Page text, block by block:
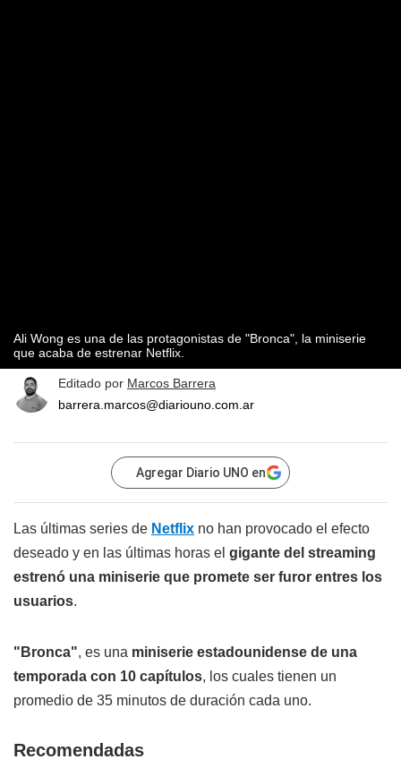
Ali Wong es una de las protagonistas de "Bronca", la miniserie
que acaba de estrenar Netflix.
Editado por Marcos Barrera
barrera.marcos@diariouno.com.ar
Agregar Diario UNO en
Las últimas series de Netflix no han provocado el efecto
deseado y en las últimas horas el gigante del streaming
estrenó una miniserie que promete ser furor entres los
usuarios.
"Bronca", es una miniserie estadounidense de una
temporada con 10 capítulos, los cuales tienen un
promedio de 35 minutos de duración cada uno.
Recomendadas